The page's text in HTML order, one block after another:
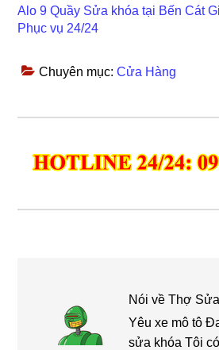
Alo 9 Quầy Sửa khóa tại Bến Cát
Phục vụ 24/24
Chuyên mục:Cửa Hàng
Nói vềThợ
Yêu xe mô tô
sửa khóa Tôi